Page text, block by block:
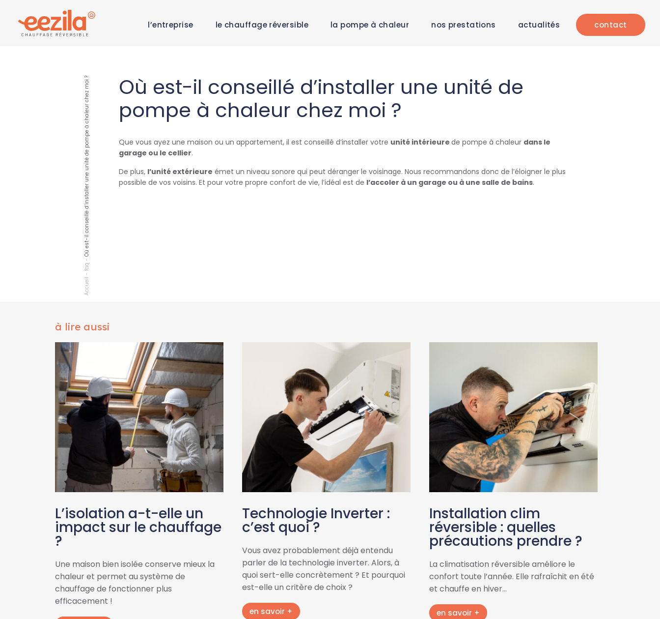
l’entreprise le chauffage réversible la pompe à chaleur nos prestations actualités contact
Accueil
-
faq
-
Où est-il conseillé d’installer une unité de pompe à chaleur chez moi ?
Où est-il conseillé d’installer une unité de
pompe à chaleur chez moi ?
Que vous ayez une maison ou un appartement, il est conseillé d’installer votre unité intérieure de pompe à chaleur dans le
garage ou le cellier.
De plus, l’unité extérieure émet un niveau sonore qui peut déranger le voisinage. Nous recommandons donc de l’éloigner le plus
possible de vos voisins. Et pour votre propre confort de vie, l’idéal est de l’accoler à un garage ou à une salle de bains.
à lire aussi
L’isolation a-t-elle un
impact sur le chauffage
?
Une maison bien isolée conserve mieux la
chaleur et permet au système de
chauffage de fonctionner plus
efficacement !
Technologie Inverter :
c’est quoi ?
Vous avez probablement déjà entendu
parler de la technologie inverter. Alors, à
quoi sert-elle concrètement ? Et pourquoi
est-elle un critère de choix ?
en savoir +
Installation clim
réversible : quelles
précautions prendre ?
La climatisation réversible améliore le
confort toute l’année. Elle rafraîchit en été
et chauffe en hiver…
en savoir +